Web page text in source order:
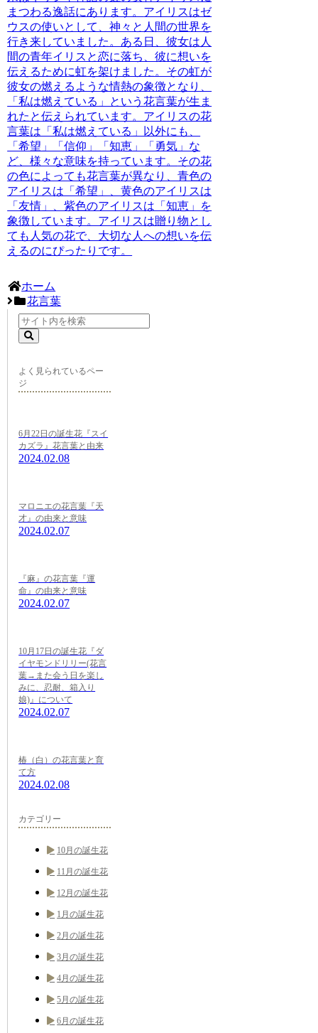
まつわる逸話にあります。 アイリスはゼ
ウスの使いとして、神々と人間の世界を
行き来していました。ある日、彼女は人
間の青年イリスと恋に落ち、彼に想いを
伝えるために虹を架けました。その虹が
彼女の燃えるような情熱の象徴となり、
「私は燃えている」という花言葉が生ま
れたと伝えられています。 アイリスの花
言葉は「私は燃えている」以外にも、
「希望」「信仰」「知恵」「勇気」な
ど、様々な意味を持っています。 その花
の色によっても花言葉が異なり、青色の
アイリスは「希望」、黄色のアイリスは
「友情」、紫色のアイリスは「知恵」を
象徴しています。アイリスは贈り物とし
ても人気の花で、大切な人への想いを伝
えるのにぴったりです。
ホーム
花言葉
よく見られているペー
ジ
6月22日の誕生花『スイ
カズラ』花言葉と由来
2024.02.08
マロニエの花言葉『天
才』の由来と意味
2024.02.07
『麻』の花言葉『運
命』の由来と意味
2024.02.07
10月17日の誕生花『ダ
イヤモンドリリー(花言
葉→また会う日を楽し
みに、忍耐、箱入り
娘)』について
2024.02.07
椿（白）の花言葉と育
て方
2024.02.08
カテゴリー
10月の誕生花
11月の誕生花
12月の誕生花
1月の誕生花
2月の誕生花
3月の誕生花
4月の誕生花
5月の誕生花
6月の誕生花